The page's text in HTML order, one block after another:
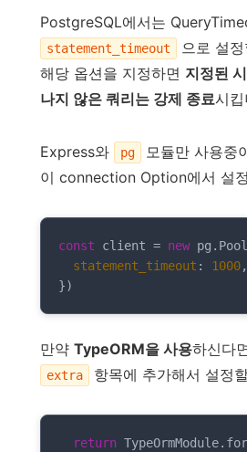
PostgreSQL에서는
statement_timeout
으로 설
해당 옵션을 지정하면 지정된
나지 않은 쿼리는 강제 종료시
Express와 pg
모듈만 사용중
이 connection Option에서 설
const client = new
statement_timeout : 1000,
})
만약 TypeORM을 사용하신다
extra 항목에 추가해서 설정
return